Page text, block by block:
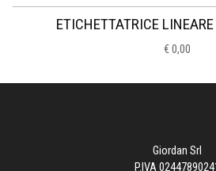
ETICHETTATRICE
€ 0,00
Giordan Srl
P.IVA